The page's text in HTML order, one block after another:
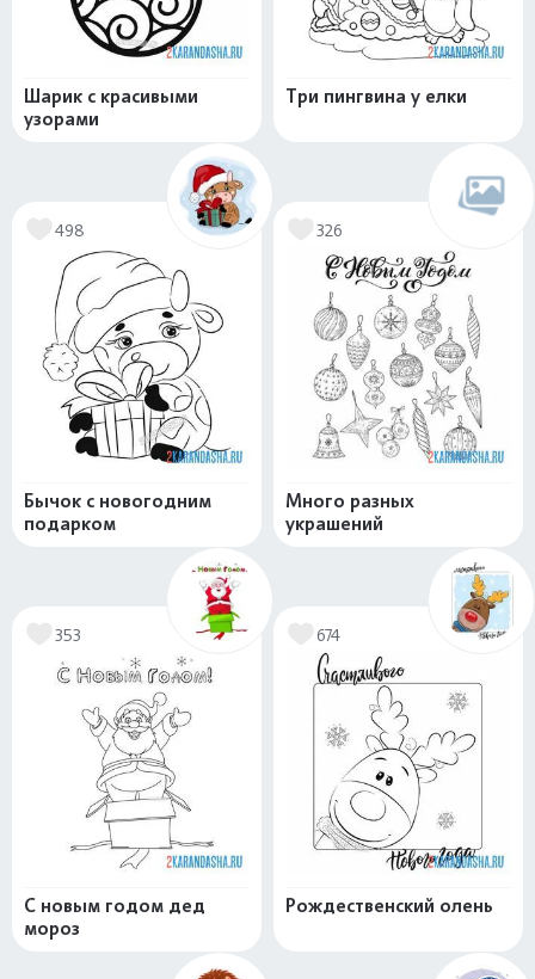
Шарик с красивыми
узорами
Три пингвина у елки
498
Бычок с новогодним
подарком
326
Много разных
украшений
353
С новым годом дед
мороз
674
Рождественский олень